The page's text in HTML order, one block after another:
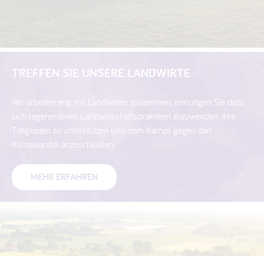
TREFFEN SIE UNSERE LANDWIRTE
Wir arbeiten eng mit Landwirten zusammen, ermutigen Sie dazu
sich regenerativen Landwirtschaftspraktiken zuzuwenden, ihre
Tätigkeiten zu unterstützen und dem Kampf gegen den
Klimawandel anzuschließen.
MEHR ERFAHREN